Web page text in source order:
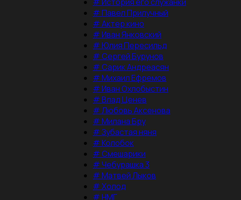
#Павел Прилучный
#Актер кино
#Иван Янковский
#Юлия Пересильд
#Сергей Бурунов
#Сарик Андреасян
#Михаил Ефремов
#Иван Охлобыстин
#Влад Ценев
#Любовь Аксенова
#Милана Бру
#Зубастая няня
#Колобок
#Смешарики
#Чебурашка 3
#Матвей Лыков
#Холод
#НМГ